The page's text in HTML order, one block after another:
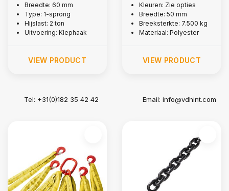
flap hooks, 2 tonne
Breedte: 60 mm
Type: 1-sprong
Hijslast: 2 ton
Uitvoering: Klephaak
VIEW PRODUCT
7.500 kg
Kleuren: Zie opties
Breedte: 50 mm
Breeksterkte: 7.500 kg
Materiaal: Polyester
VIEW PRODUCT
Tel: +31(0)182 35 42 42 Email:info@vdhint.com